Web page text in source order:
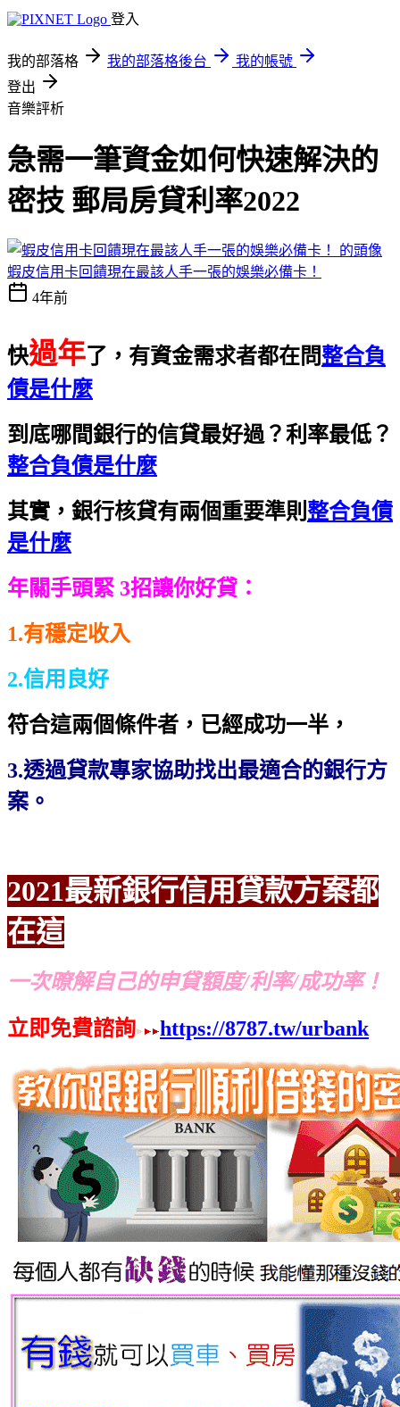
登入
我的部落格 我的部落格後台
我的帳號
登出
音樂評析
急需一筆資金如何快速解決的
密技 郵局房貸利率2022
蝦皮信用卡回饋現在最該人手一張的娛樂必備卡！
4年前
快過年了，有資金需求者都在問整合負
債是什麼
到底哪間銀行的信貸最好過？利率最低？
整合負債是什麼
其實，銀行核貸有兩個重要準則 整合負債
是什麼
年關手頭緊 3招讓你好貸：
1.有穩定收入
2.信用良好
符合這兩個條件者，已經成功一半，
3.透過貸款專家協助找出最適合的銀行方
案。
2021最新銀行信用貸款方案都
在這
一次暸解自己的申貸額度/利率/成功率！
立即免費諮詢
https://8787.tw/urbank